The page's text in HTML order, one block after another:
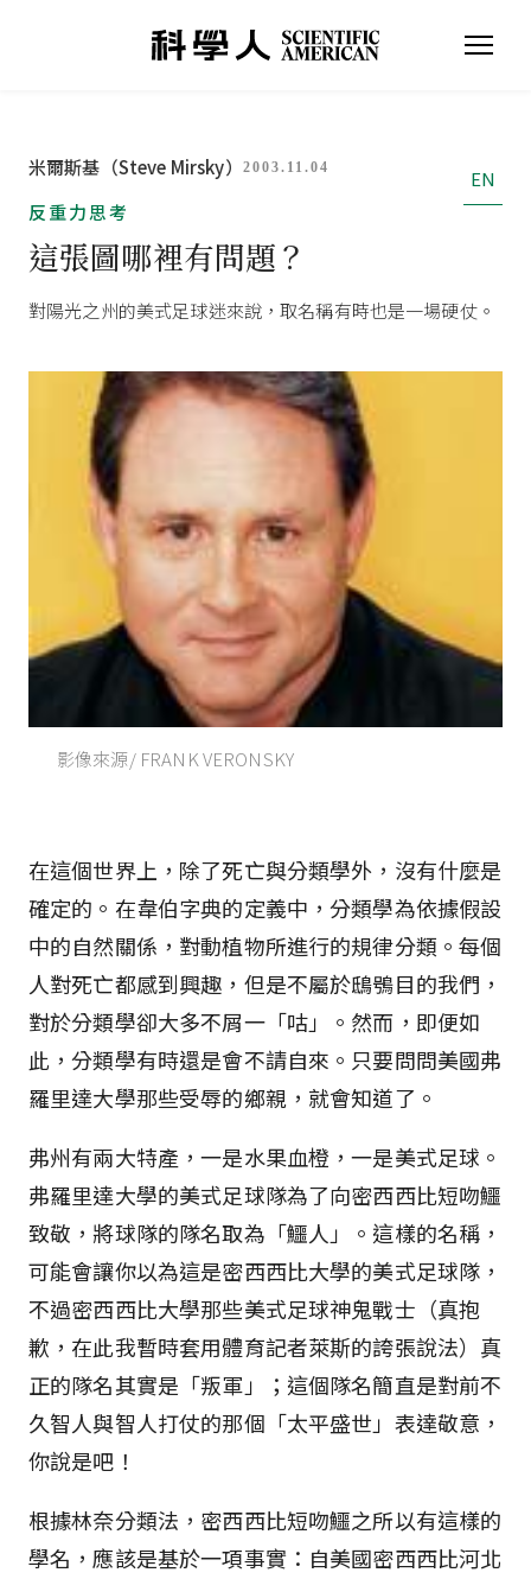
米爾斯基（Steve Mirsky） 2003.11.04
EN
反重力思考
這張圖哪裡有問題？
對陽光之州的美式足球迷來說，取名稱有時也是一場硬仗。
影像來源/ FRANK VERONSKY
在這個世界上，除了死亡與分類學外，沒有什麼是
確定的。在韋伯字典的定義中，分類學為依據假設
中的自然關係，對動植物所進行的規律分類。每個
人對死亡都感到興趣，但是不屬於鴟鴞目的我們，
對於分類學卻大多不屑一「咕」。然而，即便如
此，分類學有時還是會不請自來。只要問問美國弗
羅里達大學那些受辱的鄉親，就會知道了。
弗州有兩大特產，一是水果血橙，一是美式足球。
弗羅里達大學的美式足球隊為了向密西西比短吻鱷
致敬，將球隊的隊名取為「鱷人」。這樣的名稱，
可能會讓你以為這是密西西比大學的美式足球隊，
不過密西西比大學那些美式足球神鬼戰士（真抱
歉，在此我暫時套用體育記者萊斯的誇張說法）真
正的隊名其實是「叛軍」；這個隊名簡直是對前不
久智人與智人打仗的那個「太平盛世」表達敬意，
你說是吧！
根據林奈分類法，密西西比短吻鱷之所以有這樣的
學名，應該是基於一項事實：自美國密西西比河北